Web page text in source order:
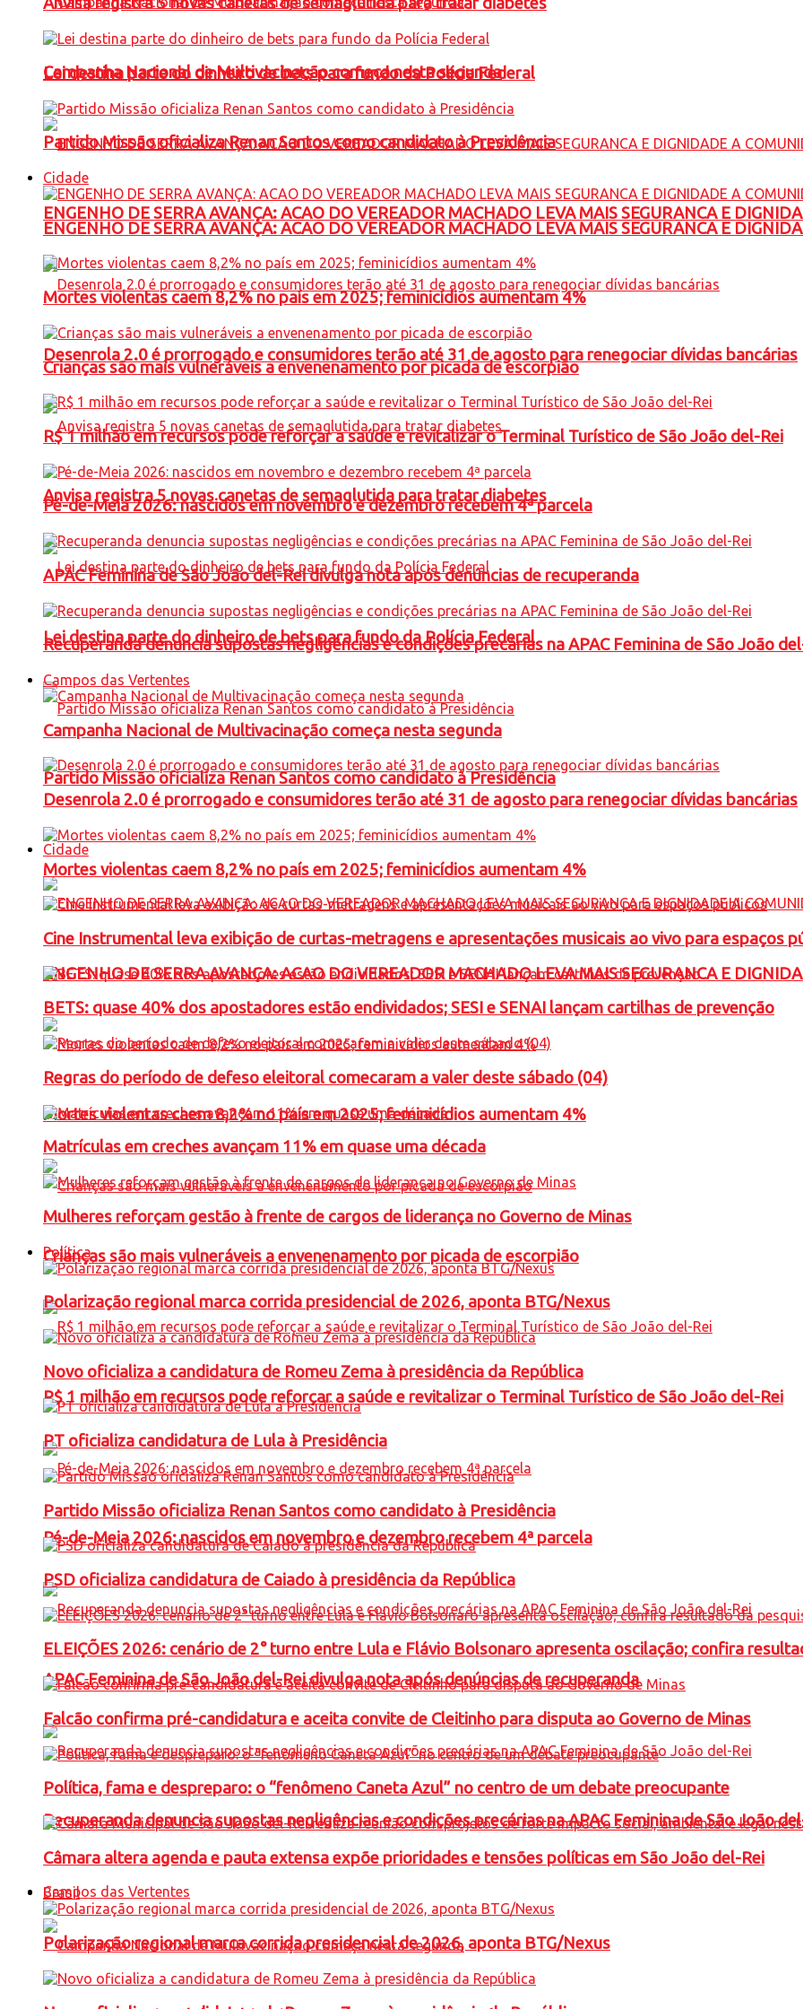
Campanha Nacional de Multivacinação começa nesta segunda
ENGENHO DE SERRA AVANÇA: ACAO DO VEREADOR MACHADO LEVA MAIS SEGURANCA E
Desenrola 2.0 é prorrogado e consumidores terão até 31 de agosto para renegociar dívidas bancárias
Anvisa registra 5 novas canetas de semaglutida para tratar diabetes
Lei destina parte do dinheiro de bets para fundo da Polícia Federal
Partido Missão oficializa Renan Santos como candidato à Presidência
Cidade
ENGENHO DE SERRA AVANÇA: ACAO DO VEREADOR MACHADO LEVA MAIS SEGURANCA E
Mortes violentas caem 8,2% no país em 2025; feminicídios aumentam 4%
Crianças são mais vulneráveis a envenenamento por picada de escorpião
R$ 1 milhão em recursos pode reforçar a saúde e revitalizar o Terminal Turístico de São João del-Rei
Pé-de-Meia 2026: nascidos em novembro e dezembro recebem 4ª parcela
APAC Feminina de São João del-Rei divulga nota após denúncias de recuperanda
Recuperanda denuncia supostas negligências e condições precárias na APAC Feminina de São João
Campos das Vertentes
Lei destina parte do dinheiro de bets para fundo da Polícia Federal
Partido Missão oficializa Renan Santos como candidato à Presidência
Cidade
ENGENHO DE SERRA AVANÇA: ACAO DO VEREADOR MACHADO LEVA MAIS SEGURANCA E
Mortes violentas caem 8,2% no país em 2025; feminicídios aumentam 4%
Crianças são mais vulneráveis a envenenamento por picada de escorpião
R$ 1 milhão em recursos pode reforçar a saúde e revitalizar o Terminal Turístico de São João del-Rei
Pé-de-Meia 2026: nascidos em novembro e dezembro recebem 4ª parcela
APAC Feminina de São João del-Rei divulga nota após denúncias de recuperanda
Recuperanda denuncia supostas negligências e condições precárias na APAC Feminina de São João
Campos das Vertentes
Campanha Nacional de Multivacinação começa nesta segunda
Desenrola 2.0 é prorrogado e consumidores terão até 31 de agosto para renegociar dívidas bancárias
Mortes violentas caem 8,2% no país em 2025; feminicídios aumentam 4%
Cine Instrumental leva exibição de curtas-metragens e apresentações musicais ao vivo para espaços
BETS: quase 40% dos apostadores estão endividados; SESI e SENAI lançam cartilhas de prevenção
Regras do período de defeso eleitoral comecaram a valer deste sábado (04)
Matrículas em creches avançam 11% em quase uma década
Mulheres reforçam gestão à frente de cargos de liderança no Governo de Minas
Política
Polarização regional marca corrida presidencial de 2026, aponta BTG/Nexus
Novo oficializa a candidatura de Romeu Zema à presidência da República
PT oficializa candidatura de Lula à Presidência
Partido Missão oficializa Renan Santos como candidato à Presidência
PSD oficializa candidatura de Caiado à presidência da República
ELEIÇÕES 2026: cenário de 2° turno entre Lula e Flávio Bolsonaro apresenta oscilação; confira
Falcão confirma pré-candidatura e aceita convite de Cleitinho para disputa ao Governo de Minas
Política, fama e despreparo: o “fenômeno Caneta Azul” no centro de um debate preocupante
Câmara altera agenda e pauta extensa expõe prioridades e tensões políticas em São João del-Rei
Brasil
Polarização regional marca corrida presidencial de 2026, aponta BTG/Nexus